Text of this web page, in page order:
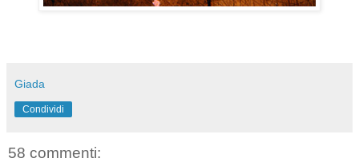
Giada
Condividi
58 commenti: